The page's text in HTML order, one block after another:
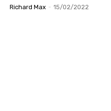
Richard Max - 15/02/2022